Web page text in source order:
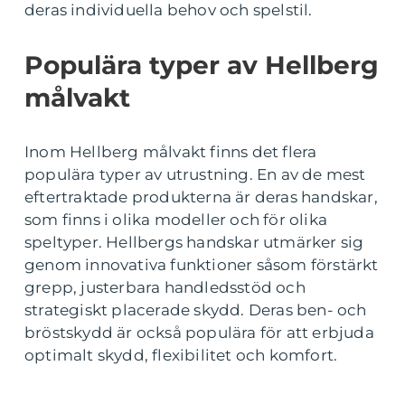
deras individuella behov och spelstil.
Populära typer av Hellberg
målvakt
Inom Hellberg målvakt finns det flera
populära typer av utrustning. En av de mest
eftertraktade produkterna är deras handskar,
som finns i olika modeller och för olika
speltyper. Hellbergs handskar utmärker sig
genom innovativa funktioner såsom förstärkt
grepp, justerbara handledsstöd och
strategiskt placerade skydd. Deras ben- och
bröstskydd är också populära för att erbjuda
optimalt skydd, flexibilitet och komfort.